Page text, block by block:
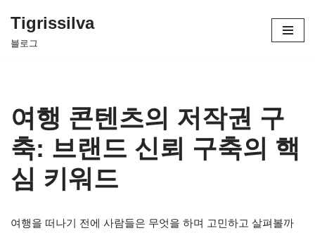
콘
너
뛰
기
Tigrissilva
블로그
여행 콘텐츠의 저작권 구
축: 브랜드 신뢰 구축의 핵
심 키워드
여행을 떠나기 전에 사람들은 무엇을 하며 고민하고 살펴볼까